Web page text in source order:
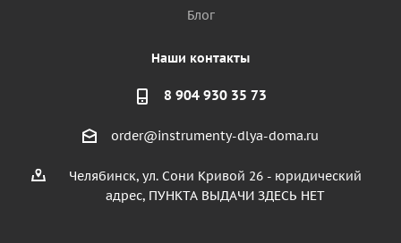
Блог
Наши контакты
8 904 930 35 73
order@instrumenty-dlya-doma.ru
Челябинск, ул. Сони Кривой 26 - юридический
адрес, ПУНКТА ВЫДАЧИ ЗДЕСЬ НЕТ